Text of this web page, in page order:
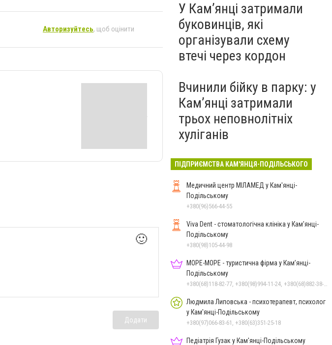
Авторизуйтесь, щоб оцінити
🙂
Додати
У Кам’янці затримали
буковинців, які
організували схему
втечі через кордон
Вчинили бійку в парку: у
Кам’янці затримали
трьох неповнолітніх
хуліганів
ПІДПРИЄМСТВА КАМ'ЯНЦЯ-ПОДІЛЬСЬКОГО
Медичний центр МІЛАМЕД у Кам'янці-
Подільському
+380(96)566-44-55
Viva Dent - стоматологічна клініка у Кам'янці-
Подільському
+380(98)105-44-98
МОРЕ-МОРЕ - туристична фірма у Кам’янці-
Подільському
+380(68)118-82-77, +380(98)994-11-24, +380(68)882-38-28
Людмила Липовська - психотерапевт, психолог
у Кам'янці-Подільському
+380(97)066-83-61, +380(63)351-25-18
Педіатрія Гузак у Кам'янці-Подільському